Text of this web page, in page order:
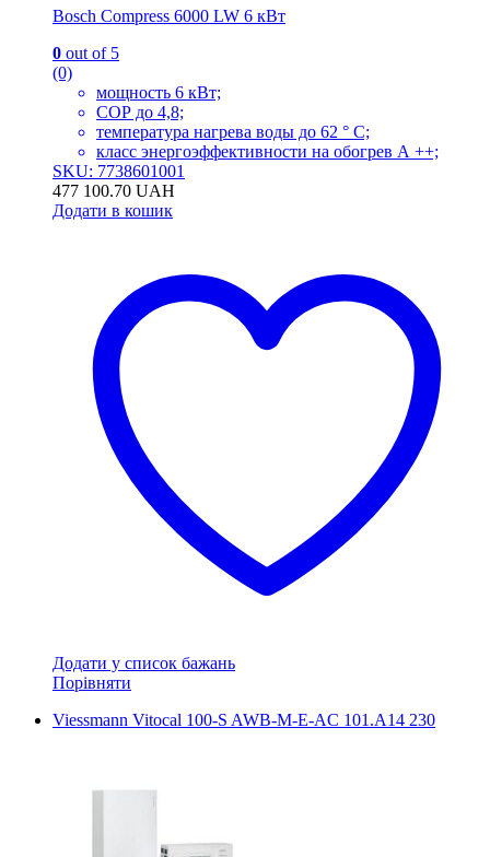
Bosch Compress 6000 LW 6 кВт
0 out of 5
(0)
мощность 6 кВт;
СОР до 4,8;
температура нагрева воды до 62 ° С;
класс энергоэффективности на обогрев А ++;
SKU: 7738601001
477 100.70 UAH
Додати в кошик
Додати у список бажань
Порівняти
Viessmann Vitocal 100-S AWB-M-E-AC 101.A14 230